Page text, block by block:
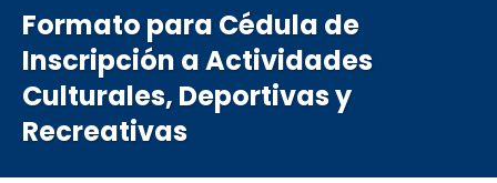
Formato para Cédula de
Inscripción a Actividades
Culturales, Deportivas y
Recreativas